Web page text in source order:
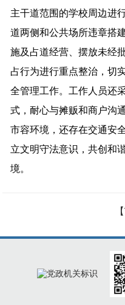
主干道范围的学校周边进
道两侧和公共场所违章搭
施及占道经营、摆放未经
占行为进行重点整治，切
全管理工作。工作人员还
式，耐心与摊贩和商户沟
市容环境，还存在交通安
立文明守法意识，共创和
境。